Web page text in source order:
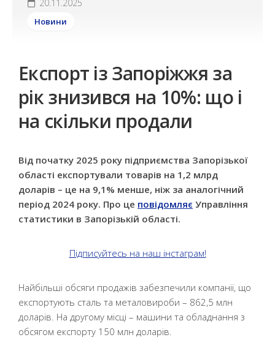
20.11.2025
Новини
Експорт із Запоріжжя за
рік знизився на 10%: що і
на скільки продали
Від початку 2025 року підприємства Запорізької
області експортували товарів на 1,2 млрд
доларів – це на 9,1% менше, ніж за аналогічний
період 2024 року. Про це повідомляє Управління
статистики в Запорізькій області.
Підписуйтесь на наш інстаграм!
Найбільші обсяги продажів забезпечили компанії, що
експортують сталь та металовироби – 862,5 млн
доларів. На другому місці – машини та обладнання з
обсягом експорту 150 млн доларів.